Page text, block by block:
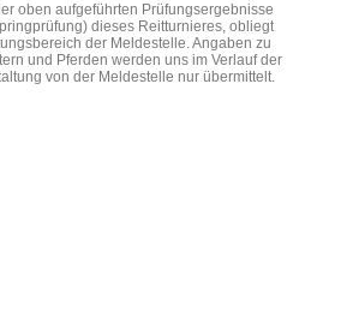
oben aufgeführten Prüfungsergebnisse
dieses Reitturnieres, obliegt
der Meldestelle. Angaben zu
und Pferden werden uns im Verlauf der
von der Meldestelle nur übermittelt.